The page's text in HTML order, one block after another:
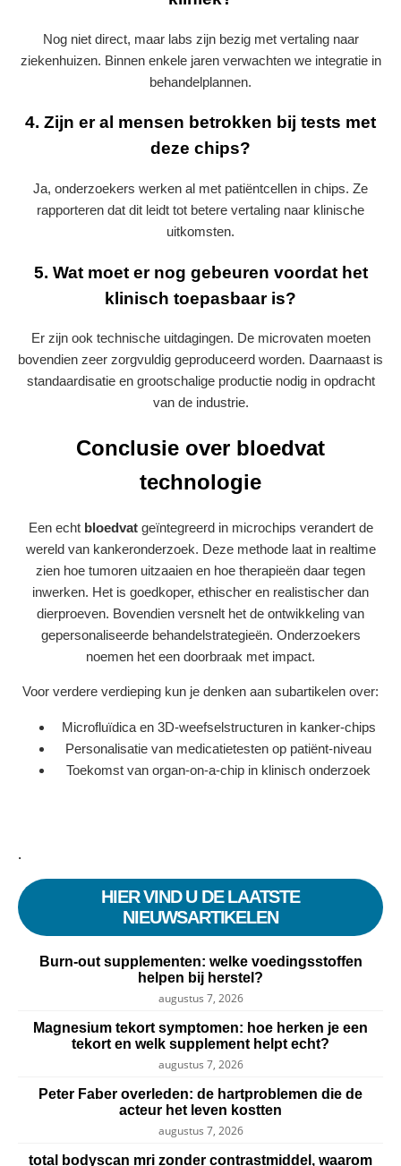
Nog niet direct, maar labs zijn bezig met vertaling naar
ziekenhuizen. Binnen enkele jaren verwachten we integratie in
behandelplannen.
4. Zijn er al mensen betrokken bij tests met
deze chips?
Ja, onderzoekers werken al met patiëntcellen in chips. Ze
rapporteren dat dit leidt tot betere vertaling naar klinische
uitkomsten.
5. Wat moet er nog gebeuren voordat het
klinisch toepasbaar is?
Er zijn ook technische uitdagingen. De microvaten moeten
bovendien zeer zorgvuldig geproduceerd worden. Daarnaast is
standaardisatie en grootschalige productie nodig in opdracht
van de industrie.
Conclusie over bloedvat
technologie
Een echt bloedvatgeïntegreerd in microchips verandert de
wereld van kankeronderzoek. Deze methode laat in realtime
zien hoe tumoren uitzaaien en hoe therapieën daar tegen
inwerken. Het is goedkoper, ethischer en realistischer dan
dierproeven. Bovendien versnelt het de ontwikkeling van
gepersonaliseerde behandelstrategieën. Onderzoekers
noemen het een doorbraak met impact.
Voor verdere verdieping kun je denken aan subartikelen over:
Microfluïdica en 3D‑weefselstructuren in kanker‑chips
Personalisatie van medicatietesten op patiënt‑niveau
Toekomst van organ‑on‑a‑chip in klinisch onderzoek
.
HIER VIND U DE LAATSTE
NIEUWSARTIKELEN
Burn-out supplementen: welke voedingsstoffen
helpen bij herstel?
augustus 7, 2026
Magnesium tekort symptomen: hoe herken je een
tekort en welk supplement helpt echt?
augustus 7, 2026
Peter Faber overleden: de hartproblemen die de
acteur het leven kostten
augustus 7, 2026
total bodyscan mri zonder contrastmiddel, waarom